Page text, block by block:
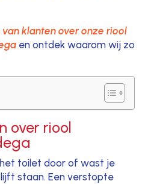
klanten over onze riool
en ontdek waarom wij zo
over riool
toilet door of wast je
staan. Een verstopte